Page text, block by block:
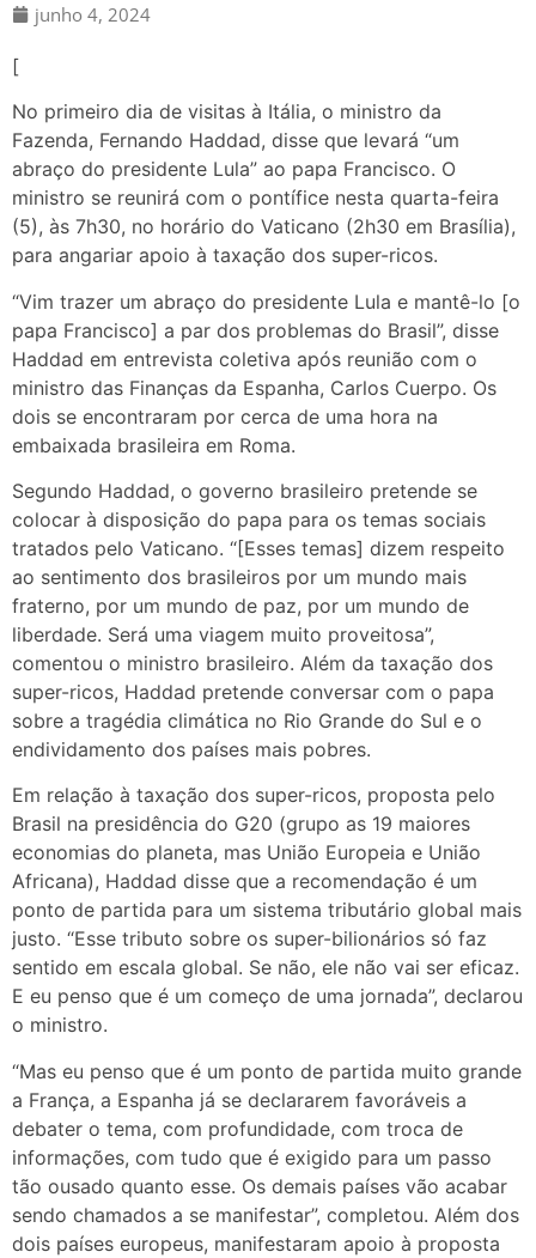
junho 4, 2024
[
No primeiro dia de visitas à Itália, o ministro da
Fazenda, Fernando Haddad, disse que levará “um
abraço do presidente Lula” ao papa Francisco. O
ministro se reunirá com o pontífice nesta quarta-feira
(5), às 7h30, no horário do Vaticano (2h30 em Brasília),
para angariar apoio à taxação dos super-ricos.
“Vim trazer um abraço do presidente Lula e mantê-lo [o
papa Francisco] a par dos problemas do Brasil”, disse
Haddad em entrevista coletiva após reunião com o
ministro das Finanças da Espanha, Carlos Cuerpo. Os
dois se encontraram por cerca de uma hora na
embaixada brasileira em Roma.
Segundo Haddad, o governo brasileiro pretende se
colocar à disposição do papa para os temas sociais
tratados pelo Vaticano. “[Esses temas] dizem respeito
ao sentimento dos brasileiros por um mundo mais
fraterno, por um mundo de paz, por um mundo de
liberdade. Será uma viagem muito proveitosa”,
comentou o ministro brasileiro. Além da taxação dos
super-ricos, Haddad pretende conversar com o papa
sobre a tragédia climática no Rio Grande do Sul e o
endividamento dos países mais pobres.
Em relação à taxação dos super-ricos, proposta pelo
Brasil na presidência do G20 (grupo as 19 maiores
economias do planeta, mas União Europeia e União
Africana), Haddad disse que a recomendação é um
ponto de partida para um sistema tributário global mais
justo. “Esse tributo sobre os super-bilionários só faz
sentido em escala global. Se não, ele não vai ser eficaz.
E eu penso que é um começo de uma jornada”, declarou
o ministro.
“Mas eu penso que é um ponto de partida muito grande
a França, a Espanha já se declararem favoráveis a
debater o tema, com profundidade, com troca de
informações, com tudo que é exigido para um passo
tão ousado quanto esse. Os demais países vão acabar
sendo chamados a se manifestar”, completou. Além dos
dois países europeus, manifestaram apoio à proposta